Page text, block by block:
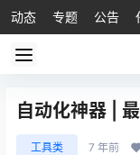
动态 专题 公告
自动化神器 |
工具类 7 年前